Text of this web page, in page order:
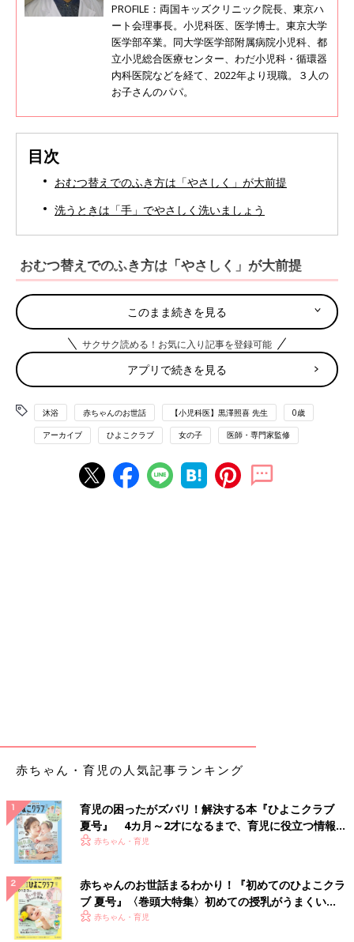
PROFILE：両国キッズクリニック院長、東京ハ
ート会理事長。小児科医、医学博士。東京大学
医学部卒業。同大学医学部附属病院小児科、都
立小児総合医療センター、わだ小児科・循環器
内科医院などを経て、2022年より現職。３人の
お子さんのパパ。
目次
おむつ替えでのふき方は「やさしく」が大前提
洗うときは「手」でやさしく洗いましょう
おむつ替えでのふき方は「やさしく」が大前提
女の子のおまたは、おしっこのときもうんちのときも、毎回ふい
てあげましょう。やさしくふくのが基本です。
おしっこのときはこすらずにふく
デリケートなので、こすったり、力を入れてふくのはダメ。おし
りふきをやさしく当てるようにふきましょう」（黒澤先生・以下
同）
うんちのとき：①まずは肛門周辺を前から後ろにむかって
赤ちゃんはまだ自分の思いどおりにおしっこや
ません。汚れたらこまめにおむつ替えをしてあ
げましょう。紙おむつ、布おむつそれぞれのお
むつ替えのしかたや男女別のコツを紹介しま
す。
洗うときは「手」でやさしく洗いましょう
おまたはとてもデリケートなので、手でやさしく洗いましょう。
割れ目よりさらに内側の膣口のほうまでは洗う必要はありませ
ん。
このまま続きを見る
サクサク読める！お気に入り記事を登録可能
アプリで続きを見る
沐浴 赤ちゃんのお世話 【小児科医】黒澤照喜 先生 0歳
アーカイブ ひよこクラブ 女の子 医師・専門家監修
赤ちゃん・育児の人気記事ランキング
育児の困ったがズバリ！解決する本『ひよこクラブ
夏号』 4カ月～2才になるまで、育児に役立つ情報が
いっぱい！
赤ちゃん・育児
赤ちゃんのお世話まるわかり！『初めてのひよこクラ
ブ 夏号』〈巻頭大特集〉初めての授乳がうまくい
く！ おっぱい・ミルクの基本と夏のトラブル 解決テ
赤ちゃん・育児